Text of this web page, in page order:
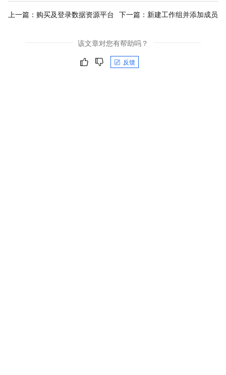
上一篇： 购买及登录数据资源平台 下一篇： 新建工作组并添加成员
该文章对您有帮助吗？
反馈